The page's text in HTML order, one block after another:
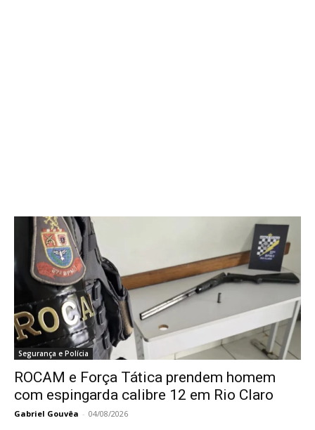
Segurança e Polícia
ROCAM e Força Tática prendem homem
com espingarda calibre 12 em Rio Claro
Gabriel Gouvêa - 04/08/2026